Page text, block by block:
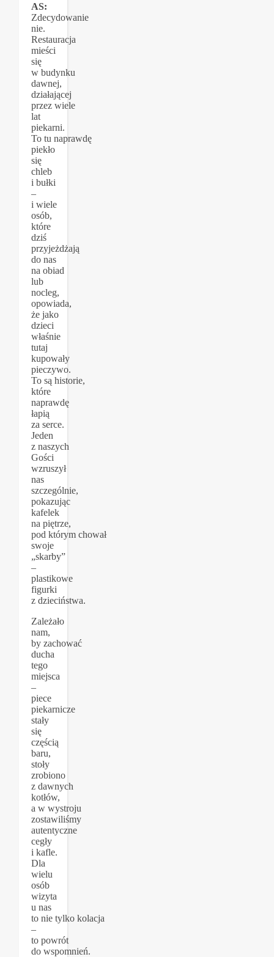
AS:
Zdecydowanie
nie.
Restauracja
mieści
się
w budynku
dawnej,
działającej
przez wiele
lat
piekarni.
To tu naprawdę
piekło
się
chleb
i bułki
–
i wiele
osób,
które
dziś
przyjeżdżają
do nas
na obiad
lub
nocleg,
opowiada,
że jako
dzieci
właśnie
tutaj
kupowały
pieczywo.
To są historie,
które
naprawdę
łapią
za serce.
Jeden
z naszych
Gości
wzruszył
nas
szczególnie,
pokazując
kafelek
na piętrze,
pod którym chował
swoje
„skarby”
–
plastikowe
figurki
z dzieciństwa.
Zależało
nam,
by zachować
ducha
tego
miejsca
–
piece
piekarnicze
stały
się
częścią
baru,
stoły
zrobiono
z dawnych
kotłów,
a w wystroju
zostawiliśmy
autentyczne
cegły
i kafle.
Dla
wielu
osób
wizyta
u nas
to nie tylko kolacja
–
to powrót
do wspomnień.